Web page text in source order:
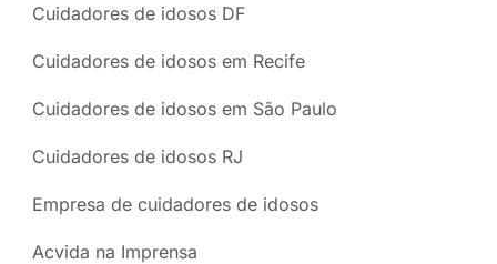
Cuidadores de idosos DF
Cuidadores de idosos em Recife
Cuidadores de idosos em São Paulo
Cuidadores de idosos RJ
Empresa de cuidadores de idosos
Acvida na Imprensa